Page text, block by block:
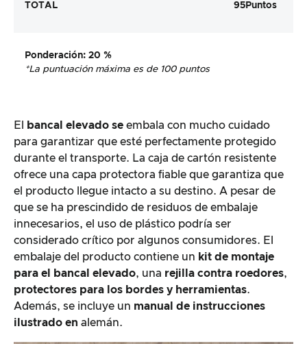
TOTAL 95Puntos
Ponderación: 20 %
*La puntuación máxima es de 100 puntos
El bancal elevado se embala con mucho cuidado
para garantizar que esté perfectamente protegido
durante el transporte. La caja de cartón resistente
ofrece una capa protectora fiable que garantiza que
el producto llegue intacto a su destino. A pesar de
que se ha prescindido de residuos de embalaje
innecesarios, el uso de plástico podría ser
considerado crítico por algunos consumidores. El
embalaje del producto contiene un kit de montaje
para el bancal elevado, una rejilla contra roedores,
protectores para los bordes y herramientas.
Además, se incluye un manual de instrucciones
ilustrado en alemán.